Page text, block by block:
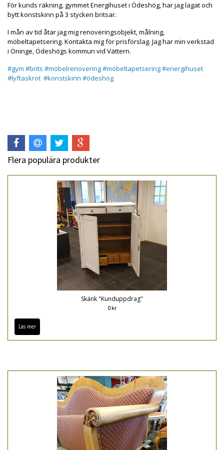
För kunds räkning, gymmet Energihuset i Ödeshög, har jag lagat och
bytt konstskinn på 3 stycken britsar.
I mån av tid åtar jag mig renoveringsobjekt, målning,
möbeltapetsering. Kontakta mig för prisförslag. Jag har min verkstad
i Öninge, Ödeshögs kommun vid Vättern.
#gym #brits #möbelrenovering#möbeltapetsering#energihuset
#lyftaskrot #konstskinn #ödeshög
Flera populära produkter
Skänk "Kunduppdrag"
0 kr
Läs mer